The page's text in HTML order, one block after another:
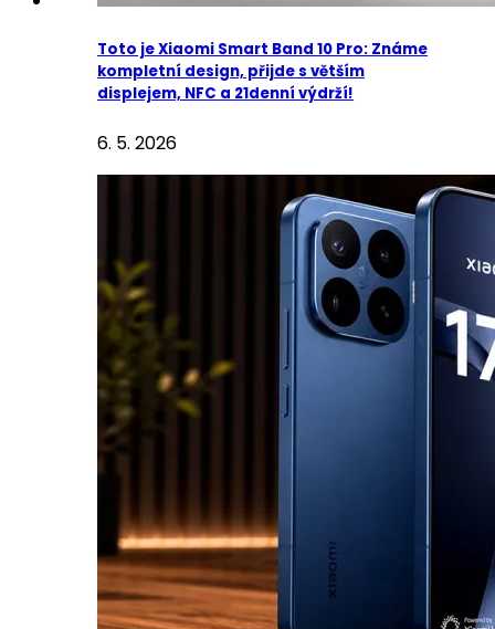
Toto je Xiaomi Smart Band 10 Pro: Známe
kompletní design, přijde s větším
displejem, NFC a 21denní výdrží!
6. 5. 2026